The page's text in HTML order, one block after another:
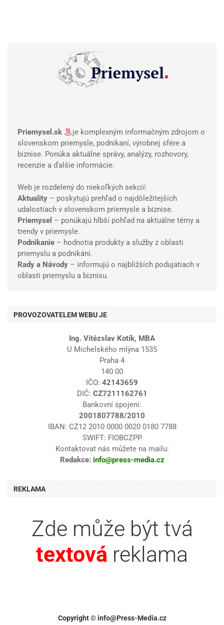
Priemysel.sk
je komplexným informačným zdrojom o
slovenskom priemysle, podnikaní, výrobnej sfére a
biznise. Ponúka aktuálne správy, analýzy, rozhovory,
recenzie a ďalšie informácie.
Web je rozdelený do niekoľkých sekcií:
Aktuality – poskytujú prehľad o najdôležitejších
udalostiach v slovenskom priemysle a biznise.
Priemysel – ponúkajú hlbší pohľad na aktuálne témy a
trendy v priemysle.
Podnikanie – hodnotia produkty a služby z oblasti
priemyslu a podnikání.
Rady a Návody – informujú o najbližších podujatiach v
oblasti priemyslu a biznisu.
PROVOZOVATELEM WEBU JE
Ing. Vítězslav Kotík, MBA
U Michelského mlýna 1535
Praha 4
140 00
IČO: 42143659
DIČ: CZ7211162761
Bankovní spojení:
2001807788/2010
IBAN: CZ12 2010 0000 0020 0180 7788
SWIFT: FIOBCZPP
Kontaktovat nás můžete na mailu:
Redakce: info@press-media.cz
REKLAMA
Zde může být tvá
textová reklama
Copyright © info@Press-Media.cz